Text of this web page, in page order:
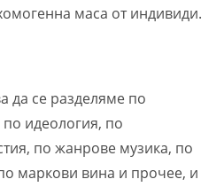
маса от индивиди.
да се разделяме по
идеология, по
по жанрове музика, по
маркови вина и прочее, и